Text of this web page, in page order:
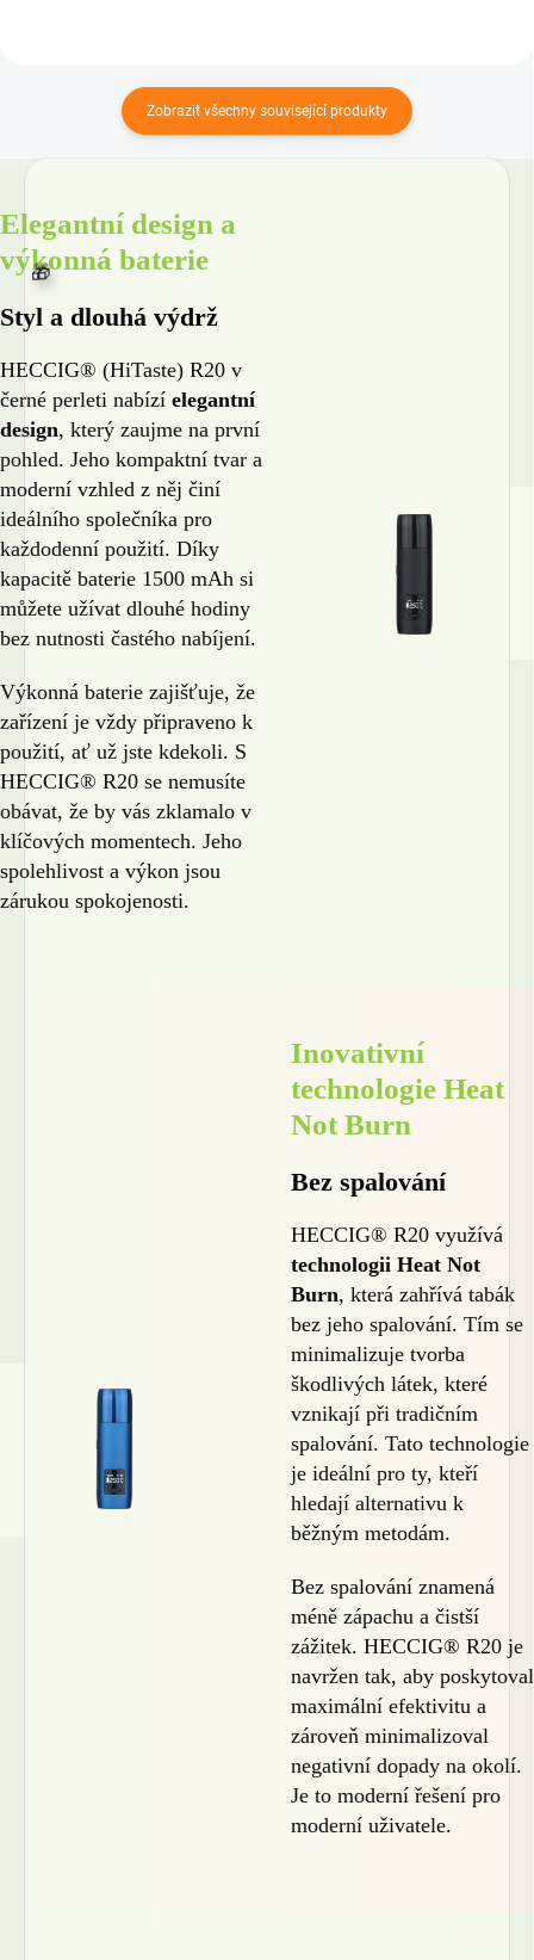
Zobrazit všechny související produkty
Elegantní design a
výkonná baterie
Styl a dlouhá výdrž
HECCIG® (HiTaste) R20 v
černé perleti nabízí elegantní
design, který zaujme na první
pohled. Jeho kompaktní tvar a
moderní vzhled z něj činí
ideálního společníka pro
každodenní použití. Díky
kapacitě baterie 1500 mAh si
můžete užívat dlouhé hodiny
bez nutnosti častého nabíjení.
Výkonná baterie zajišťuje, že
zařízení je vždy připraveno k
použití, ať už jste kdekoli. S
HECCIG® R20 se nemusíte
obávat, že by vás zklamalo v
klíčových momentech. Jeho
spolehlivost a výkon jsou
zárukou spokojenosti.
Inovativní
technologie Heat
Not Burn
Bez spalování
HECCIG® R20 využívá
technologii Heat Not
Burn, která zahřívá tabák
bez jeho spalování. Tím se
minimalizuje tvorba
škodlivých látek, které
vznikají při tradičním
spalování. Tato technologie
je ideální pro ty, kteří
hledají alternativu k
běžným metodám.
Bez spalování znamená
méně zápachu a čistší
zážitek. HECCIG® R20 je
navržen tak, aby poskytoval
maximální efektivitu a
zároveň minimalizoval
negativní dopady na okolí.
Je to moderní řešení pro
moderní uživatele.
🎁